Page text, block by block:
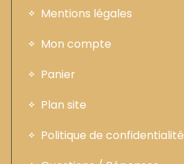
Mentions légales
Mon compte
Panier
Plan site
Politique de confidentialité